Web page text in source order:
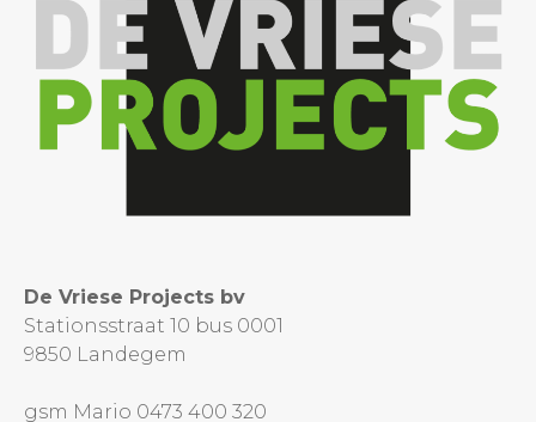
De Vriese Projects bv
Stationsstraat 10 bus 0001
9850 Landegem
gsm Mario 0473 400 320